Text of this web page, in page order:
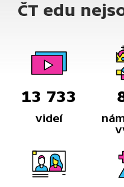
zdaleka jednoznačné.
přepočítal a co mohl
ČT edu
13 733
videí